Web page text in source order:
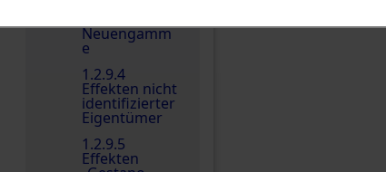
Neuengamm
e
1.2.9.4
Effekten nicht
identifizierter
Eigentümer
1.2.9.5
Effekten